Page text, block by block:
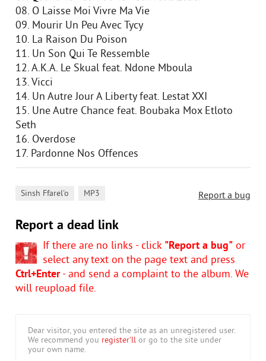
08. O Laisse Moi Vivre Ma Vie
09. Mourir Un Peu Avec Tycy
10. La Raison Du Poison
11. Un Son Qui Te Ressemble
12. A.K.A. Le Skual feat. Ndone Mboula
13. Vicci
14. Un Autre Jour A Liberty feat. Lestat XXI
15. Une Autre Chance feat. Boubaka Mox Etloto
Seth
16. Overdose
17. Pardonne Nos Offences
Report a bug
Sinsh Ffarel'o MP3
Report a dead link
If there are no links - click "Report a bug" or
select any text on the page text and press
Ctrl+Enter- and send a complaint to the album. We
will reupload file.
Dear visitor, you entered the site as an unregistered user.
We recommend you register'll or go to the site under
your own name.